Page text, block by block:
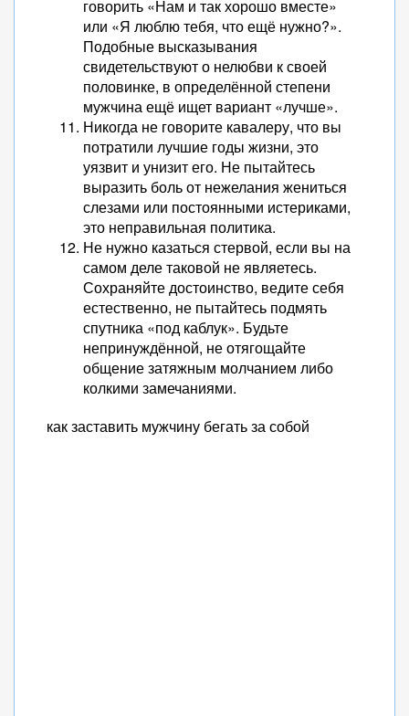
говорить «Нам и так хорошо вместе»
или «Я люблю тебя, что ещё нужно?».
Подобные высказывания
свидетельствуют о нелюбви к своей
половинке, в определённой степени
мужчина ещё ищет вариант «лучше».
Никогда не говорите кавалеру, что вы
потратили лучшие годы жизни, это
уязвит и унизит его. Не пытайтесь
выразить боль от нежелания жениться
слезами или постоянными истериками,
это неправильная политика.
Не нужно казаться стервой, если вы на
самом деле таковой не являетесь.
Сохраняйте достоинство, ведите себя
естественно, не пытайтесь подмять
спутника «под каблук». Будьте
непринуждённой, не отягощайте
общение затяжным молчанием либо
колкими замечаниями.
как заставить мужчину бегать за собой